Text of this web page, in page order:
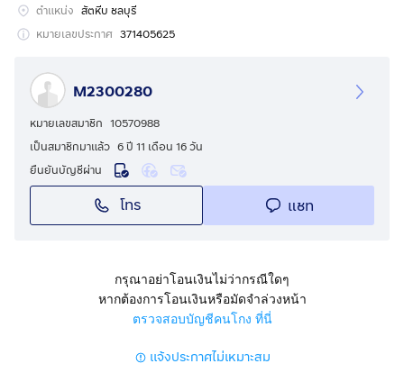
▪︎ที่ดินผังสีส้ม : เหมาะสำหรับทำพูลวิลล่า
เติบโตของ EEC
▪︎ใกล้สถานที่ท่องเที่ยวมากมาย :
- ที่ดินติดกับสวนน้ำ Columbia Pictures
Aquaverse
- สวนนงนุชพัทยาเพียง 5 นาที
- พระพุทธรูปเขาชีจรรย์ (7.1 ก.ม)
- วัดญาณสังวราราม (7.3 ก.ม)
- ห่างจากสนามบินอู่ตะเภา (28 ก.ม)
- รายล้อมด้วยโครงการท่องเที่ยว และ
โรงแรม / รีสอร์ทระดับพรีเมี่ยม
▪︎ขายยกแปลงราคา : 330,000,000 บาท
ตำแหน่ง สัตหีบ ชลบุรี
หมายเลขประกาศ 371405625
M2300280
หมายเลขสมาชิก 10570988
เป็นสมาชิกมาแล้ว 6 ปี 11 เดือน 16 วัน
ยืนยันบัญชีผ่าน
โทร แชท
กรุณาอย่าโอนเงินไม่ว่ากรณีใดๆ
หากต้องการโอนเงินหรือมัดจำล่วงหน้า
ตรวจสอบบัญชีคนโกง ที่นี่
แจ้งประกาศไม่เหมาะสม